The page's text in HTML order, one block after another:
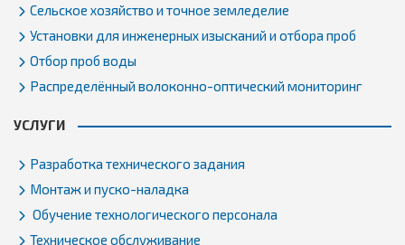
Сельское хозяйство и точное земледелие
Установки для инженерных изысканий и отбора проб
Отбор проб воды
Распределённый волоконно-оптический мониторинг
УСЛУГИ
Разработка технического задания
Монтаж и пуско-наладка
Обучение технологического персонала
Техническое обслуживание